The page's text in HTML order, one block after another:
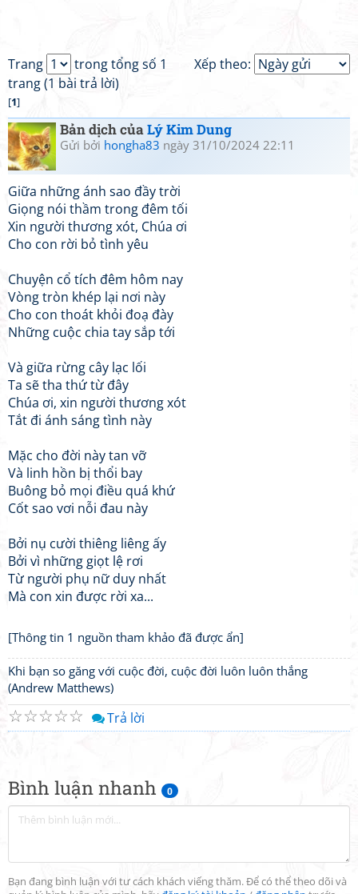
Bình luận nhanh 0
Bạn đang bình luận với tư cách khách viếng thăm. Để có thể theo dõi và
Xếp theo:
Trang
trong tổng số 1
trang (1 bài trả lời)
[1]
Bản dịch củaLý Kim Dung
Gửi bởi hongha83 ngày 31/10/2024 22:11
Giữa những ánh sao đầy trời
Giọng nói thầm trong đêm tối
Xin người thương xót, Chúa ơi
Cho con rời bỏ tình yêu
Chuyện cổ tích đêm hôm nay
Vòng tròn khép lại nơi này
Cho con thoát khỏi đoạ đày
Những cuộc chia tay sắp tới
Và giữa rừng cây lạc lối
Ta sẽ tha thứ từ đây
Chúa ơi, xin người thương xót
Tắt đi ánh sáng tình này
Mặc cho đời này tan vỡ
Và linh hồn bị thổi bay
Buông bỏ mọi điều quá khứ
Cốt sao vơi nỗi đau này
Bởi nụ cười thiêng liêng ấy
Bởi vì những giọt lệ rơi
Từ người phụ nữ duy nhất
Mà con xin được rời xa...
[Thông tin 1 nguồn tham khảo đã được ẩn]
Khi bạn so găng với cuộc đời, cuộc đời luôn luôn thắng
(Andrew Matthews)
☆
☆
☆
☆
☆ Trả lời